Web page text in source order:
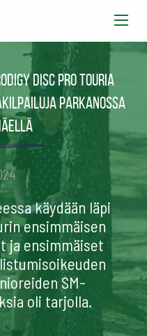
Disc Pro Touria
Parkanossa
käydään läpi
ensimmäisen
ja ensimmäiset
SM-
oli tarjolla.